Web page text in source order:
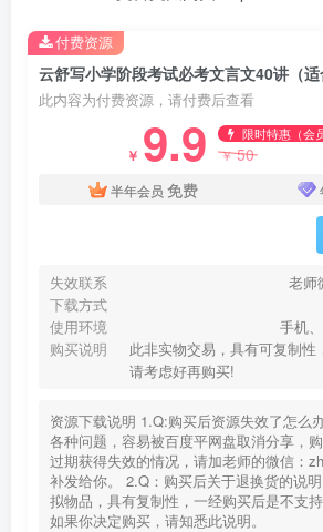
此内容为付费资源，请付费后查看
￥ 9.9 限时特惠（会
￥50
半年会员 免费
失效联系
老师
下载方式
使用环境
手机
购买说明
此非实物交易，具有可复制性
请考虑好再购买!
资源下载说明 1.Q:购买后资源失效了怎么
各种问题，容易被百度平网盘取消分享，
过期获得失效的情况，请加老师的微信：
补发给你。 2.Q：购买后关于退换货的说
拟物品，具有复制性，一经购买后是不支
如果你决定购买，请知悉此说明。
付费资源